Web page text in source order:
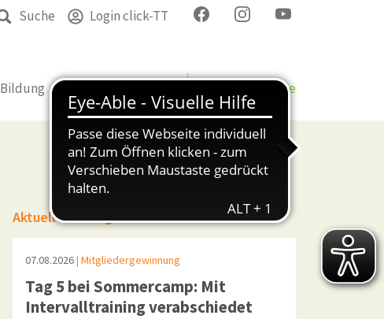
Suche Login click-TT
Bildung Bezirke & Kreise
Aktuelle Beiträge
07.08.2026| Mitgliedergewinnung
Tag 5 bei Sommercamp: Mit
Intervalltraining verabschiedet